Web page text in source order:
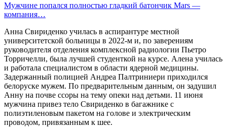
Мужчине попался полностью гладкий батончик Mars —
компания…
Анна Свириденко училась в аспирантуре местной
университетской больницы в 2022-м и, по заверениям
руководителя отделения комплексной радиологии Пьетро
Торричелли, была лучшей студенткой на курсе. Алена училась
и работала специалистом в области ядерной медицины.
Задержанный полицией Андреа Палтриниери приходился
белоруске мужем. По предварительным данным, он задушил
Анну на почве ссоры на тему опеки над детьми. 11 июня
мужчина привез тело Свириденко в багажнике с
полиэтиленовым пакетом на голове и электрическим
проводом, привязанным к шее.